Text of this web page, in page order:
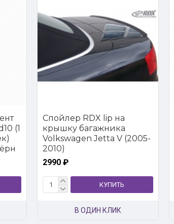
(1
Спойлер RDX lip на
крышку багажника
Volkswagen Jetta V (2005-
2010)
2990 ₽
КУПИТЬ
В ОДИН КЛИК